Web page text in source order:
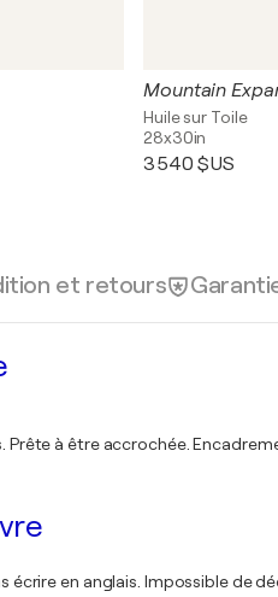
Mountain
Huile sur Toile
28x30in
3 540 $US
et retours
Prête à être accrochée.
écrire en anglais. Impossible de